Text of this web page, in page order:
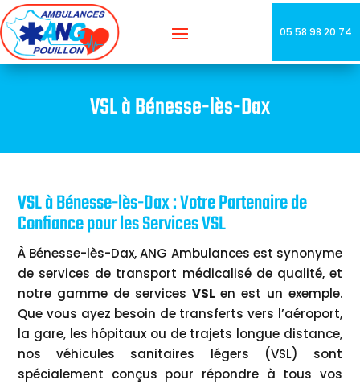
05 58 98 20 74
VSL à Bénesse-lès-Dax
VSL à Bénesse-lès-Dax : Votre Partenaire de
Confiance pour les Services VSL
À Bénesse-lès-Dax, ANG Ambulances est synonyme
de services de transport médicalisé de qualité, et
notre gamme de services VSL en est un exemple.
Que vous ayez besoin de transferts vers l’aéroport,
la gare, les hôpitaux ou de trajets longue distance,
nos véhicules sanitaires légers (VSL) sont
spécialement conçus pour répondre à tous vos